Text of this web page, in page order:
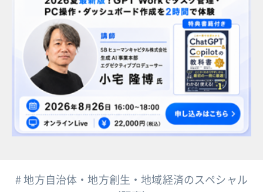
# 地方自治体・地方創生・地域経済のスペシャル